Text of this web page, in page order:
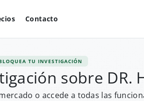
Contacto
TU INVESTIGACIÓN
sobre DR.
o accede a todas las